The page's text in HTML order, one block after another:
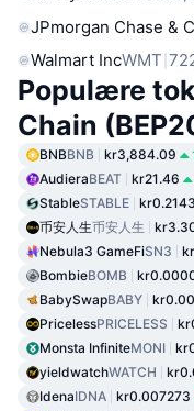
JPmorgan Chase &
Walmart IncWMT
Populære
Chain
BNBBNB kr3,884.09
AudieraBEAT kr21.46
StableSTABLE kr0.2143
币安人生币安人生
Nebula3 GameFiSN3
BombieBOMB
BabySwapBABY
PricelessPRICELESS
Monsta InfiniteMONI
yieldwatchWATCH
IdenaIDNA kr0.007273